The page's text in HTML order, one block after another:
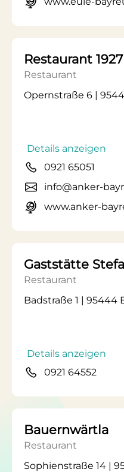
Restaurant 1927
Restaurant
Opernstraße 6 |
Details anzeigen
0921 65051
info@anker-
www.anker-
Gaststätte
Restaurant
Badstraße 1 | 95444
Details anzeigen
0921 64552
Bauernwärtla
Restaurant
Sophienstraße 14 |